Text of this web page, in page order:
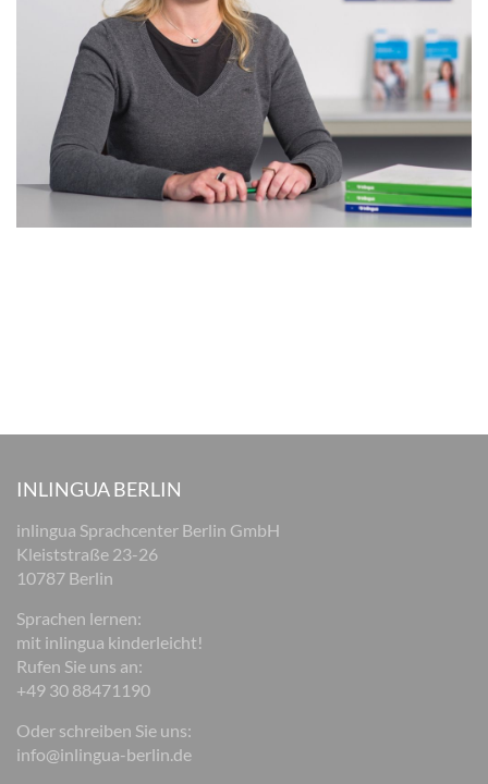
INLINGUA BERLIN
inlingua Sprachcenter Berlin GmbH
Kleiststraße 23-26
10787 Berlin
Sprachen lernen:
mit inlingua kinderleicht!
Rufen Sie uns an:
+49 30 88471190
Oder schreiben Sie uns:
info@inlingua-berlin.de